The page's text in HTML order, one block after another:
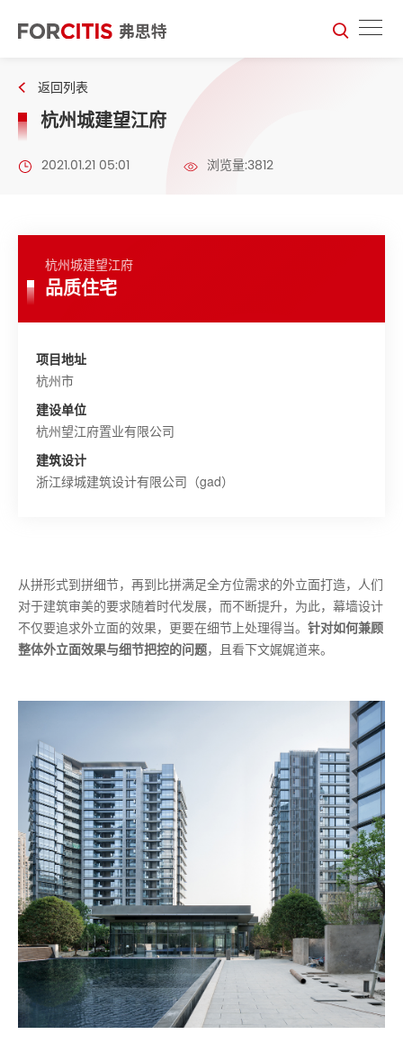
返回列表
杭州城建望江府
2021.01.21 05:01 浏览量:3812
杭州城建望江府
品质住宅
项目地址
杭州市
建设单位
杭州望江府置业有限公司
建筑设计
浙江绿城建筑设计有限公司（gad）
从拼形式到拼细节，再到比拼满足全方位需求的外立面打造，人们
对于建筑审美的要求随着时代发展，而不断提升，为此，幕墙设计
不仅要追求外立面的效果，更要在细节上处理得当。 针对如何兼顾
整体外立面效果与细节把控的问题，且看下文娓娓道来。